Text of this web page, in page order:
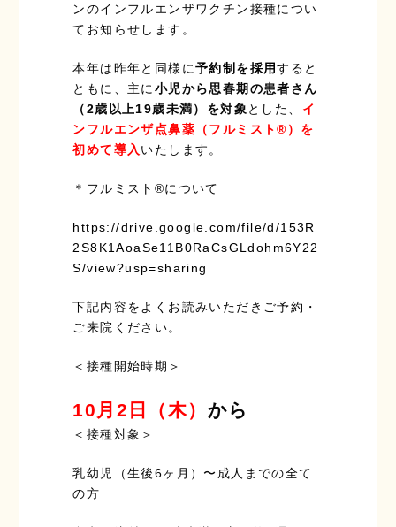
ンのインフルエンザワクチン接種につい
てお知らせします。
本年は昨年と同様に予約制を採用すると
ともに、主に 小児から思春期の患者さん
（2歳以上19歳未満）を対象 とした、 イ
ンフルエンザ点鼻薬（フルミスト®）を
初めて導入 いたします。
＊フルミスト®について
https://drive.google.com/file/d/153R
2S8K1AoaSe11B0RaCsGLdohm6Y22
S/view?usp=sharing
下記内容をよくお読みいただきご予約・
ご来院ください。
＜接種開始時期＞
10月2日（木） から
＜接種対象＞
乳幼児（生後6ヶ月）〜成人までの全て
の方